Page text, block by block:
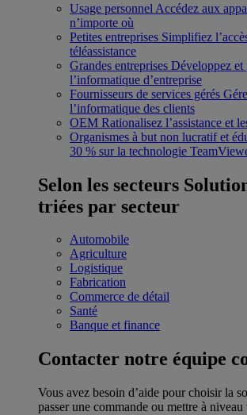
Usage personnel Accédez aux
n’importe où
Petites entreprises Simplifiez
téléassistance
Grandes entreprises Développez et
l’informatique d’entreprise
Fournisseurs de services gérés
l’informatique des clients
OEM Rationalisez l’assistance et
Organismes à but non lucratif et
30 % sur la technologie
Selon les secteurs
triées par secteur
Automobile
Agriculture
Logistique
Fabrication
Commerce de détail
Santé
Banque et finance
Contacter notre équipe
Vous avez besoin d’aide pour choisir la
passer une commande ou mettre à